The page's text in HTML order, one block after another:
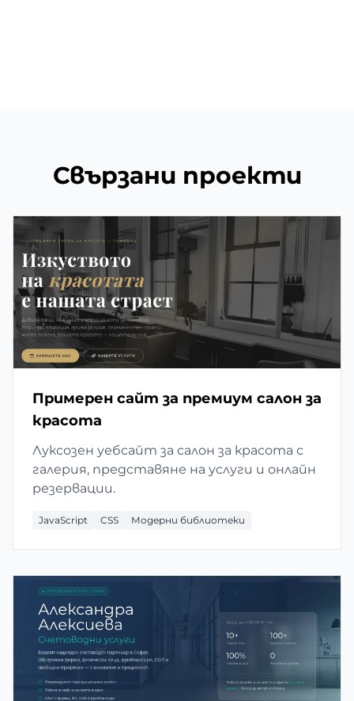
Свързани проекти
Примерен сайт за премиум салон за
красота
Луксозен уебсайт за салон за красота с
галерия, представяне на услуги и онлайн
резервации.
JavaScript CSS Модерни библиотеки